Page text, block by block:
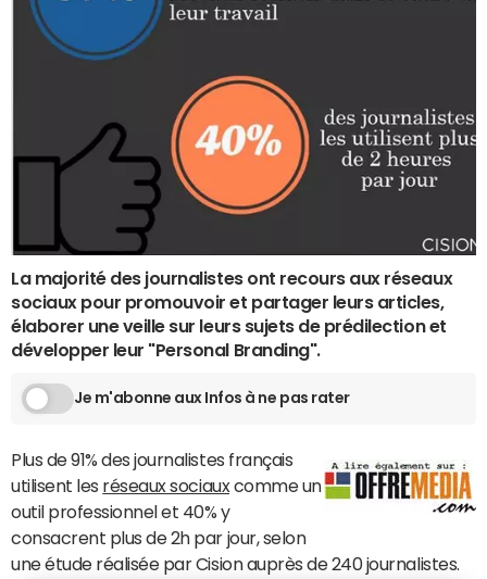
La majorité des journalistes ont recours aux réseaux
sociaux pour promouvoir et partager leurs articles,
élaborer une veille sur leurs sujets de prédilection et
développer leur "Personal Branding".
Je m'abonne aux Infos à ne pas rater
Plus de 91% des journalistes français
utilisent les réseaux sociauxcomme un
outil professionnel et 40% y
consacrent plus de 2h par jour, selon
une étude réalisée par Cision auprès de 240 journalistes.